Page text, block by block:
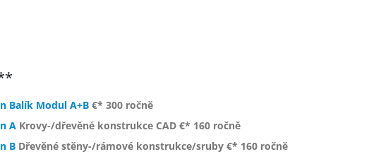
Balík Modul A+B €* 300 ročně
A Krovy-/dřevěné konstrukce CAD €* 160 ročně
B Dřevěné stěny-/rámové konstrukce/sruby €* 160 ročně